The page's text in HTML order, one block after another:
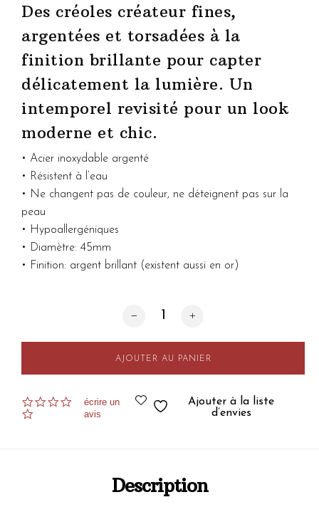
Des créoles créateur fines,
argentées et torsadées à la
finition brillante pour capter
délicatement la lumière. Un
intemporel revisité pour un look
moderne et chic.
• Acier inoxydable argenté
• Résistent à l’eau
• Ne changent pas de couleur, ne déteignent pas sur la
peau
• Hypoallergéniques
• Diamètre: 45mm
• Finition: argent brillant (existent aussi en or)
quantité de Créoles Séréna Argent
AJOUTER AU PANIER
0.0
star
écrire un
avis
Ajouter à la liste
d’envies
Description